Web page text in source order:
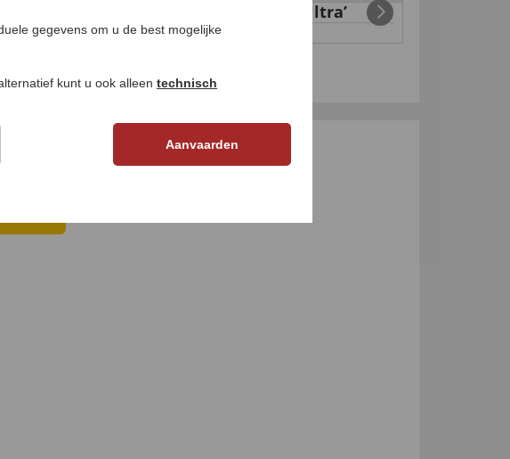
Raamdoeken ‘Ultra’
€ 29,
gegevens om u de best mogelijke
kunt u ook alleen technisch
Aanvaarden